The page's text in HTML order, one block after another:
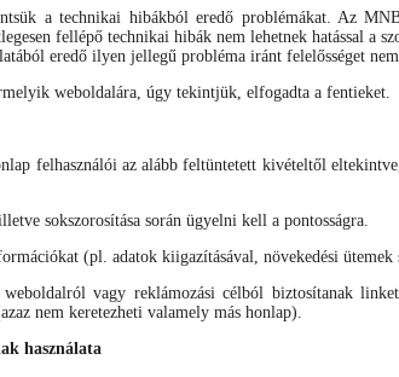
a technikai hibákból eredő problémákat. Az
fellépő technikai hibák nem lehetnek hatással a
eredő ilyen jellegű probléma iránt felelősséget
weboldalára, úgy tekintjük, elfogadta a fentieket.
felhasználói az alább feltüntetett kivételtől
sokszorosítása során ügyelni kell a pontosságra.
(pl. adatok kiigazításával, növekedési
vagy reklámozási célból biztosítanak
nem keretezheti valamely más honlap).
használata